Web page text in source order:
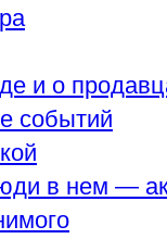
и о
событий
в нем —